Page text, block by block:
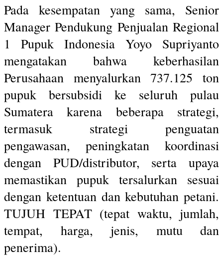
Pada kesempatan yang sama, Senior
Manager Pendukung Penjualan Regional
1 Pupuk Indonesia Yoyo Supriyanto
mengatakan bahwa keberhasilan
Perusahaan menyalurkan 737.125 ton
pupuk bersubsidi ke seluruh pulau
Sumatera karena beberapa strategi,
termasuk strategi penguatan
pengawasan, peningkatan koordinasi
dengan PUD/distributor, serta upaya
memastikan pupuk tersalurkan sesuai
dengan ketentuan dan kebutuhan petani.
TUJUH TEPAT (tepat waktu, jumlah,
tempat, harga, jenis, mutu dan
penerima).